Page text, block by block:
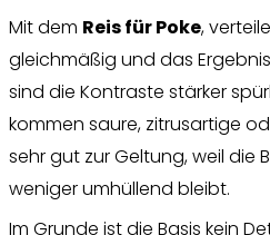
Mit dem Reis für Poke,
gleichmäßig und das
sind die Kontraste stärker
kommen saure, zitrusartige
sehr gut zur Geltung, weil die
weniger umhüllend bleibt.
Im Grunde ist die Basis kein